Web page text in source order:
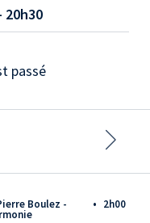
Boulez - • 2h00
20h30
passé